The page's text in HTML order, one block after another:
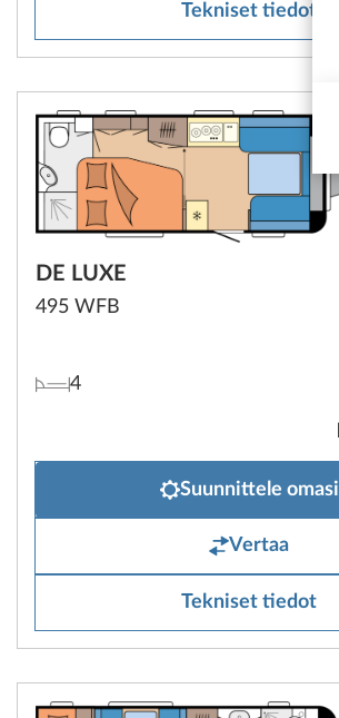
Tekniset tiedot
DE LUXE
495 WFB
4
Suunnittele omasi
Vertaa
Tekniset tiedot